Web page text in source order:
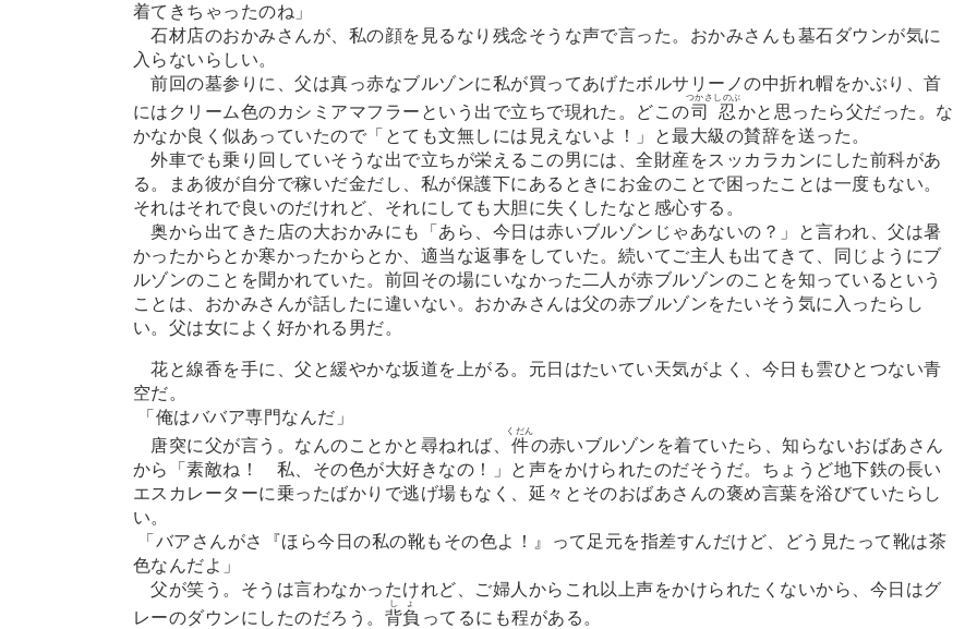
着てきちゃったのね」
石材店のおかみさんが、私の顔を見るなり残念そうな声で言った。おかみさんも墓石ダウンが気に
入らないらしい。
前回の墓参りに、父は真っ赤なブルゾンに私が買ってあげたボルサリーノの中折れ帽をかぶり、首
にはクリーム色のカシミアマフラーという出で立ちで現れた。どこの司
つかさ
忍
しのぶ
かと思ったら父だった。な
かなか良く似あっていたので「とても文無しには見えないよ！」と最大級の賛辞を送った。
外車でも乗り回していそうな出で立ちが栄えるこの男には、全財産をスッカラカンにした前科があ
る。まあ彼が自分で稼いだ金だし、私が保護下にあるときにお金のことで困ったことは一度もない。
それはそれで良いのだけれど、それにしても大胆に失くしたなと感心する。
奥から出てきた店の大おかみにも「あら、今日は赤いブルゾンじゃあないの？」と言われ、父は暑
かったからとか寒かったからとか、適当な返事をしていた。続いてご主人も出てきて、同じようにブ
ルゾンのことを聞かれていた。前回その場にいなかった二人が赤ブルゾンのことを知っているという
ことは、おかみさんが話したに違いない。おかみさんは父の赤ブルゾンをたいそう気に入ったらし
い。父は女によく好かれる男だ。
花と線香を手に、父と緩やかな坂道を上がる。元日はたいてい天気がよく、今日も雲ひとつない青
空だ。
「俺はババア専門なんだ」
唐突に父が言う。なんのことかと尋ねれば、 件
くだん
の赤いブルゾンを着ていたら、知らないおばあさん
から「素敵ね！ 私、その色が大好きなの！」と声をかけられたのだそうだ。ちょうど地下鉄の長い
エスカレーターに乗ったばかりで逃げ場もなく、延々とそのおばあさんの褒め言葉を浴びていたらし
い。
「バアさんがさ『ほら今日の私の靴もその色よ！』って足元を指差すんだけど、どう見たって靴は茶
色なんだよ」
父が笑う。そうは言わなかったけれど、ご婦人からこれ以上声をかけられたくないから、今日はグ
レーのダウンにしたのだろう。 背負
しょ
ってるにも程がある。